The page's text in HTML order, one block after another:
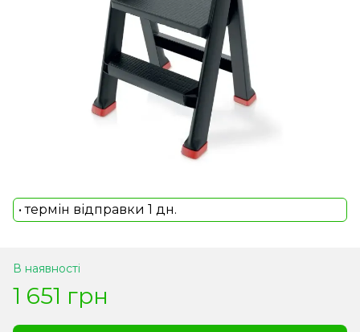
• термін відправки 1 дн.
В наявності
1 651 грн